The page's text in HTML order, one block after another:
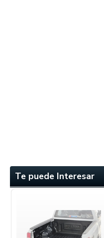
Te puede Interesar